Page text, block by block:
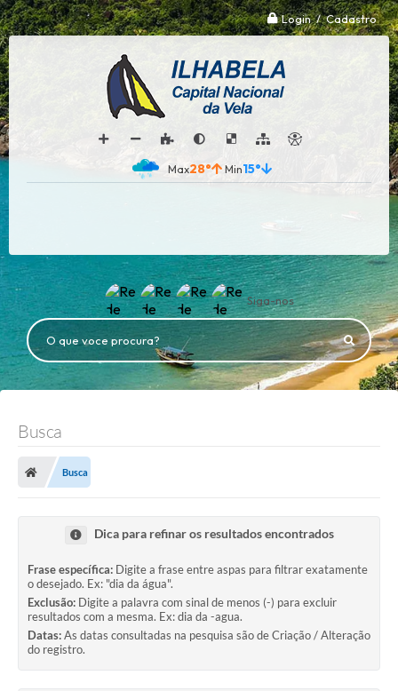
Login / Cadastro
28° 15°
Siga-nos
O que voce procura?
Busca
Busca
Dica para refinar os resultados encontrados
Frase específica: Digite a frase entre aspas para filtrar exatamente
o desejado. Ex: "dia da água".
Exclusão: Digite a palavra com sinal de menos (-) para excluir
resultados com a mesma. Ex: dia da -agua.
Datas:As datas consultadas na pesquisa são de Criação / Alteração
do registro.